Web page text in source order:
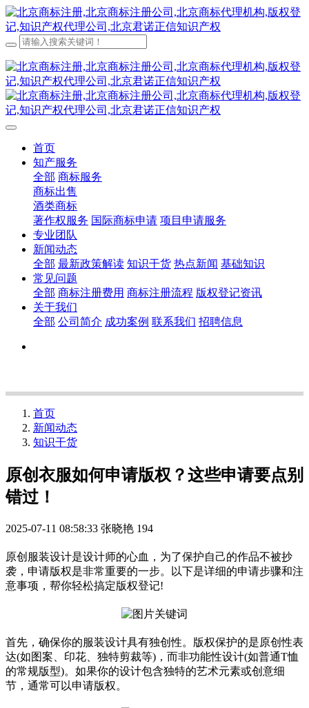
首页
知产服务
全部 商标服务
商标出售
酒类商标
著作权服务 国际商标申请 项目申请服务
专业团队
新闻动态
全部 最新政策解读 知识干货 热点新闻 基础知识
常见问题
全部 商标注册费用 商标注册流程 版权登记资讯
关于我们
全部 公司简介 成功案例 联系我们 招聘信息
首页
新闻动态
知识干货
原创衣服如何申请版权？这些申请要点别
错过！
2025-07-11 08:58:33 张晓艳 194
原创服装设计是设计师的心血，为了保护自己的作品不被抄
袭，申请版权是非常重要的一步。以下是详细的申请步骤和注
意事项，帮你轻松搞定版权登记!
首先，确保你的服装设计具有独创性。版权保护的是原创性表
达(如图案、印花、独特剪裁等)，而非功能性设计(如普通T恤
的常规版型)。如果你的设计包含独特的艺术元素或创意细
节，通常可以申请版权。